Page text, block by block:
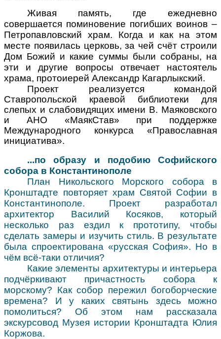
Живая память, где ежедневно
совершается поминовение погибших воинов –
Петропавловский храм. Когда и как на этом
месте появилась церковь, за чей счёт строили
Дом Божий и какие суммы были собраны, на
эти и другие вопросы отвечает настоятель
храма, протоиерей Александр Кагарлыкский.
Проект реализуется командой
Ставропольской краевой библиотеки для
слепых и слабовидящих имени В. Маяковского
и АНО «МаякСтав» при поддержке
Международного конкурса «Православная
инициатива».
...по образу и подобию Софийского
собора в Константинополе
План Никольского Морского собора в
Кронштадте повторяет храм Святой Софии в
Константинополе. Проект разработал
архитектор Василий Косяков, который
несколько раз ездил к прототипу, чтобы
сделать замеры и изучить стиль. В результате
была спроектирована «русская София». Но в
чём всё-таки отличия?
Какие элементы архитектуры и интерьера
подчёркивают причастность собора к
морскому? Как собор пережил богоборческие
времена? И у каких святынь здесь можно
помолиться? Об этом нам рассказала
экскурсовод Музея истории Кронштадта Юлия
Коржова.